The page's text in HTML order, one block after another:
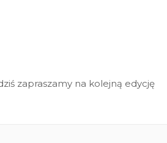
zapraszamy na kolejną edycję